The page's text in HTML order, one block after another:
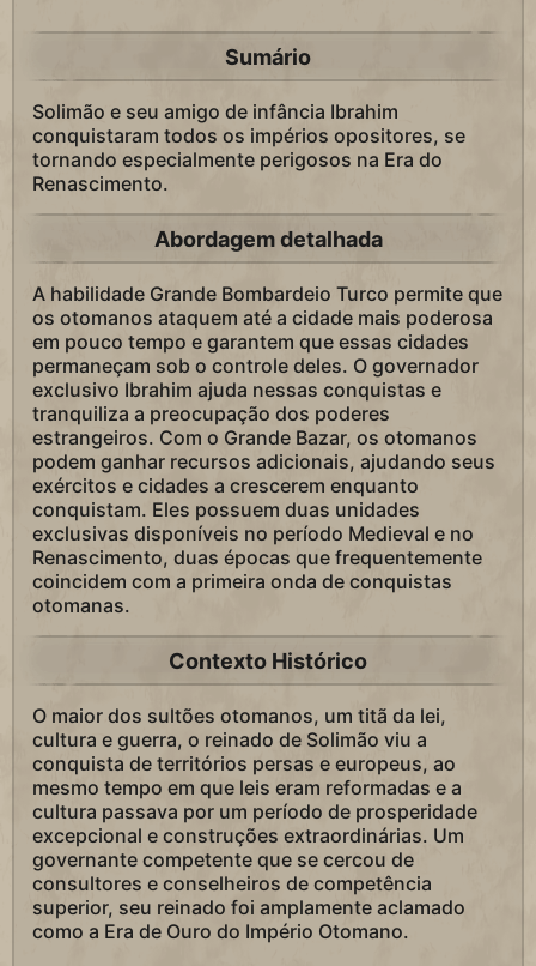
Sumário
Solimão e seu amigo de infância Ibrahim
conquistaram todos os impérios opositores, se
tornando especialmente perigosos na Era do
Renascimento.
Abordagem detalhada
A habilidade Grande Bombardeio Turco permite que
os otomanos ataquem até a cidade mais poderosa
em pouco tempo e garantem que essas cidades
permaneçam sob o controle deles. O governador
exclusivo Ibrahim ajuda nessas conquistas e
tranquiliza a preocupação dos poderes
estrangeiros. Com o Grande Bazar, os otomanos
podem ganhar recursos adicionais, ajudando seus
exércitos e cidades a crescerem enquanto
conquistam. Eles possuem duas unidades
exclusivas disponíveis no período Medieval e no
Renascimento, duas épocas que frequentemente
coincidem com a primeira onda de conquistas
otomanas.
Contexto Histórico
O maior dos sultões otomanos, um titã da lei,
cultura e guerra, o reinado de Solimão viu a
conquista de territórios persas e europeus, ao
mesmo tempo em que leis eram reformadas e a
cultura passava por um período de prosperidade
excepcional e construções extraordinárias. Um
governante competente que se cercou de
consultores e conselheiros de competência
superior, seu reinado foi amplamente aclamado
como a Era de Ouro do Império Otomano.